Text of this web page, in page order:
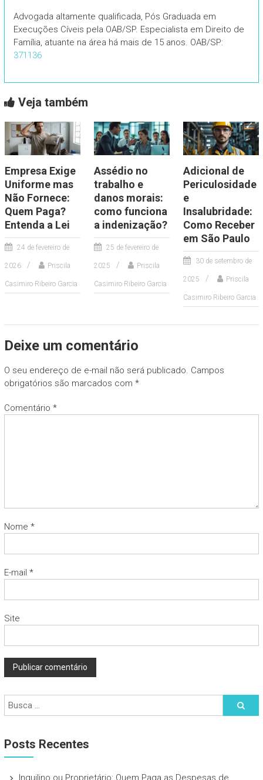
Advogada altamente qualificada, Pós Graduada em
Execuções Cíveis pela OAB/SP. Especialista em Direito de
Família, atuante na área há mais de 15 anos. OAB/SP:
371136
Veja também
Empresa Exige
Uniforme mas
Não Fornece:
Quem Paga?
Entenda a Lei
24 de fevereiro de
2026 Priscila
Casimiro Ribeiro Garcia
Assédio no
trabalho e
danos morais:
como funciona
a indenização?
25 de fevereiro de
2025 Priscila
Casimiro Ribeiro Garcia
Adicional de
Periculosidade
e
Insalubridade:
Como Receber
em São Paulo
30 de setembro de
2025 Priscila
Casimiro Ribeiro Garcia
Deixe um comentário
O seu endereço de e-mail não será publicado. Campos
obrigatórios são marcados com *
Comentário *
Nome *
E-mail *
Site
Posts Recentes